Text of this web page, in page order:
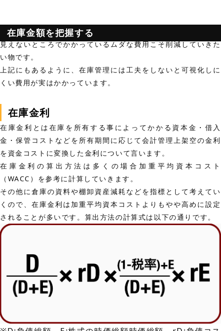
在庫金額を把握する
見えないところでかかっているムダな費用こそ削減していきた
い物です。
上記にもあるように、在庫管理には工夫をしないと可視化しに
くい費用が実はかかっています。
在庫金利
在庫金利とは在庫を所有する事によってかかる資本金・借入
金・保管コストなどを所有期間に応じて会計管理上架空の金利
を資金コストに変換した金利について言います。
在庫金利の算出方法は多くの場合加重平均資本コスト
（WACC）を参考に計算していきます。
その他に倉庫の資料や棚卸資産減耗などを指標として考えてい
くので、在庫金利は加重平均資本コストよりもやや高めに設定
されることが多いです。算出方法の計算式は以下の通りです。